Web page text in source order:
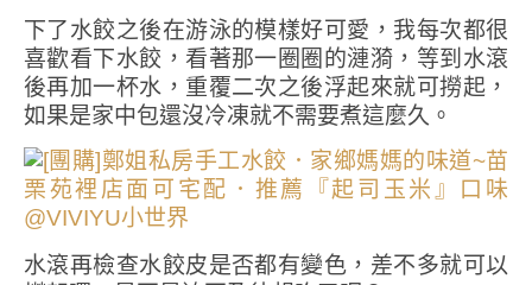
下了水餃之後在游泳的模樣好可愛，我每次都很
喜歡看下水餃，看著那一圈圈的漣漪，等到水滾
後再加一杯水，重覆二次之後浮起來就可撈起，
如果是家中包還沒冷凍就不需要煮這麼久。
水滾再檢查水餃皮是否都有變色，差不多就可以